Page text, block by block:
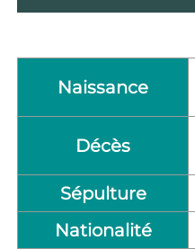
Naissance
Décès
Sépulture
Nationalité